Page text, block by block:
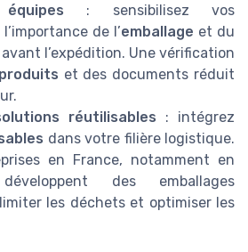
: sensibilisez vos
de l’emballage et du
l’expédition. Une vérification
produits et des documents réduit
réutilisables : intégrez
dans votre filière logistique.
en France, notamment en
développent des emballages
les déchets et optimiser les